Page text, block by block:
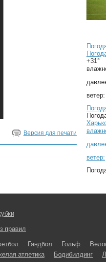
Версия для печати
+31°
ветер:
ветер:
правил
Гандбол Гольф
атлетика Бодибилдинг